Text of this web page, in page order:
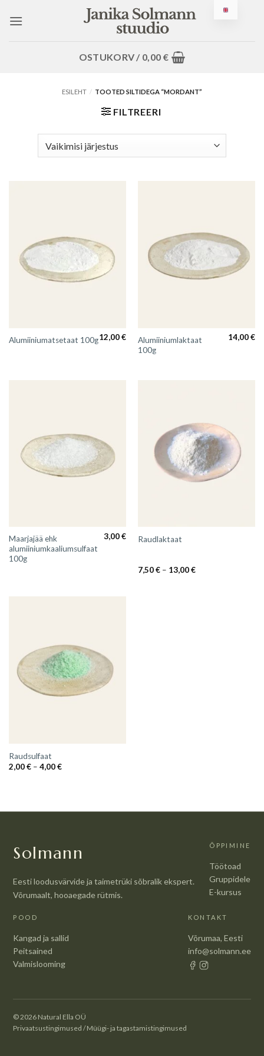
sisusse
OSTUKORV / 0,00 €
ESILEHT / TOOTED SILTIDEGA “MORDANT”
FILTREERI
Alumiiniumatsetaat 100g12,00€
Alumiiniumlaktaat
100g
14,00€
Maarjajää ehk
alumiiniumkaaliumsulfaat
100g
3,00€ Raudlaktaat
7,50€ – 13,00€Hinnavahemik:
Raudsulfaat
2,00€ – 4,00€Hinnavahemik:
Solmann
Eesti loodusvärvide ja taimetrüki sõbralik ekspert.
Võrumaalt, hooaegade rütmis.
ÕPPIMINE
Töötoad
Gruppidele
E-kursus
POOD
Kangad ja sallid
Peitsained
Valmislooming
KONTAKT
Võrumaa, Eesti
info@solmann.ee
© 2026 Natural Ella OÜ
Privaatsustingimused /Müügi- ja tagastamistingimused